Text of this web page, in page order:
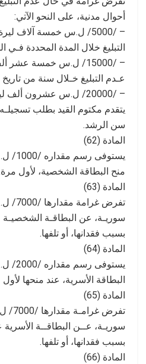
أحوال مدنية، على النحو الآتي:
– /5000/ ل.س خمسة آلاف
التبليغ خلال المدة المحددة فـي المادة /14/ من
– /15000/ ل.س خمسة
عـدم التبليغ خـلال سنة من
– /20000/ ل.س عشرون
يتقدم مكتوم القيد بطلب
سن الرشد.
المادة (62)
منح البطاقة الشخصية، لأول
المادة (63)
تفرض
سوريـة، عن البطاقـة الشخصيـة
بسبب فقدانها، أو تلفها.
المادة (64)
البطاقة الأسرية، عند منحها
المادة (65)
تفرض
سوريـة، عــن البطاقــة الأسرية
بسبب فقدانها، أو تلفها.
المادة (66)